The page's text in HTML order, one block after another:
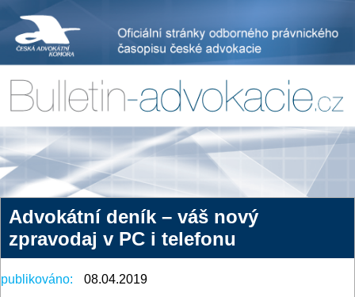
Advokátní deník – váš nový
zpravodaj v PC i telefonu
publikováno: 08.04.2019